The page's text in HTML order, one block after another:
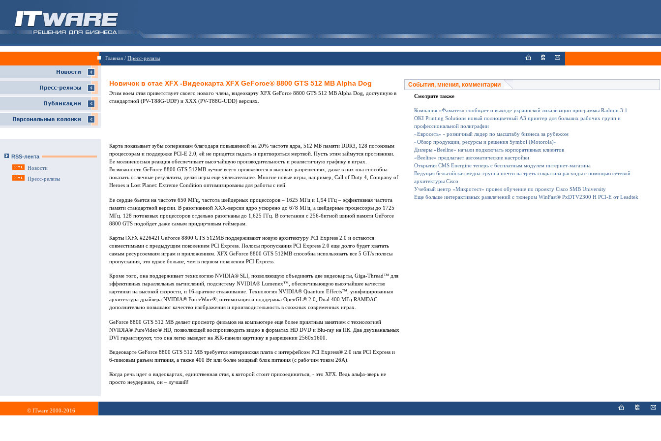
Главная /Пресс-релизы
RSS-лента
Новости
Пресс-релизы
Новичок в стае XFX -Видеокарта XFX GeForce® 8800 GTS 512 MB Alpha Dog
Этим воем стая приветствует своего нового члена, видеокарту XFX GeForce 8800 GTS 512 MB Alpha Dog, доступную в
стандартной (PV-T88G-UDF) и XXX (PV-T88G-UDD) версиях.
Карта показывает зубы соперникам благодаря повышенной на 20% частоте ядра, 512 МБ памяти DDR3, 128 потоковым
процессорам и поддержке PCI-E 2.0, ей не придется падать и притворяться мертвой. Пусть этим займутся противники.
Ее молниеносная реакция обеспечивает высочайшую производительность и реалистичную графику в играх.
Возможности GeForce 8800 GTS 512MB лучше всего проявляются в высоких разрешениях, даже в них она способна
показать отличные результаты, делая игры еще увлекательнее. Многие новые игры, например, Call of Duty 4, Company of
Heroes и Lost Planet: Extreme Condition оптимизированы для работы с ней.
Ее сердце бьется на частоте 650 МГц, частота шейдерных процессоров – 1625 МГц и 1,94 ГГц – эффективная частота
памяти стандартной версии. В разогнанной XXX-версии ядро ускорено до 678 МГц, а шейдерные процессоры до 1725
МГц. 128 потоковых процессоров отдельно разогнаны до 1,625 ГГц. В сочетании с 256-битной шиной памяти GeForce
8800 GTS подойдет даже самым придирчивым геймерам.
Карты [XFX #22642] GeForce 8800 GTS 512MB поддерживают новую архитектуру PCI Express 2.0 и остаются
совместимыми с предыдущим поколением PCI Express. Полосы пропускания PCI Express 2.0 еще долго будет хватать
самым ресурсоемким играм и приложениям. XFX GeForce 8800 GTS 512MB способна использовать все 5 GT/s полосы
пропускания, это вдвое больше, чем в первом поколении PCI Express.
Кроме того, она поддерживает технологию NVIDIA® SLI, позволяющую объединять две видеокарты, Giga-Thread™ для
эффективных параллельных вычислений, подсистему NVIDIA® Lumenex™, обеспечивающую высочайшее качество
картинки на высокой скорости, и 16-кратное сглаживание. Технология NVIDIA® Quantum Effects™, унифицированная
архитектура драйвера NVIDIA® ForceWare®, оптимизация и поддержка OpenGL® 2.0, Dual 400 МГц RAMDAC
дополнительно повышают качество изображения и производительность в сложных современных играх.
GeForce 8800 GTS 512 MB делает просмотр фильмов на компьютере еще более приятным занятием с технологией
NVIDIA® PureVideo® HD, позволяющей воспроизводить видео в форматах HD DVD и Blu-ray на ПК. Два двухканальных
DVI гарантируют, что она легко выведет на ЖК-панели картинку в разрешении 2560х1600.
Видеокарте GeForce 8800 GTS 512 MB требуется материнская плата с интерфейсом PCI Express® 2.0 или PCI Express и
6-пиновым разъем питания, а также 400 Вт или более мощный блок питания (с рабочим током 26А).
Когда речь идет о видеокартах, единственная стая, к которой стоит присоединиться, - это XFX. Ведь альфа-зверь не
просто неудержим, он – лучший!
События, мнения, комментарии
Смотрите также
Компания «Фаматек» сообщает о выходе украинской локализации программы Radmin 3.1
OKI Printing Solutions новый полноцветный А3 принтер для больших рабочих групп и
профессиональной полиграфии
«Евросеть» - розничный лидер по масштабу бизнеса за рубежом
«Обзор продукции, ресурсы и решения Symbol (Motorola)»
Дилеры «Beeline» начали подключать корпоративных клиентов
«Beeline» предлагает автоматические настройки
Открытая CMS Energine теперь с бесплатным модулем интернет-магазина
Ведущая бельгийская медиа-группа почти на треть сократила расходы с помощью сетевой
архитектуры Cisco
Учебный центр «Микротест» провел обучение по проекту Cisco SMB University
Еще больше интерактивных развлечений с тюнером WinFast® PxDTV2300 H PCI-E от Leadtek
© ITware 2000-2016